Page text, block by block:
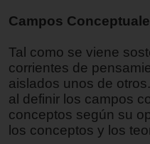
Campos
Tal como se viene
corrientes de
aislados unos de
al definir los campos
conceptos según su
los conceptos y los